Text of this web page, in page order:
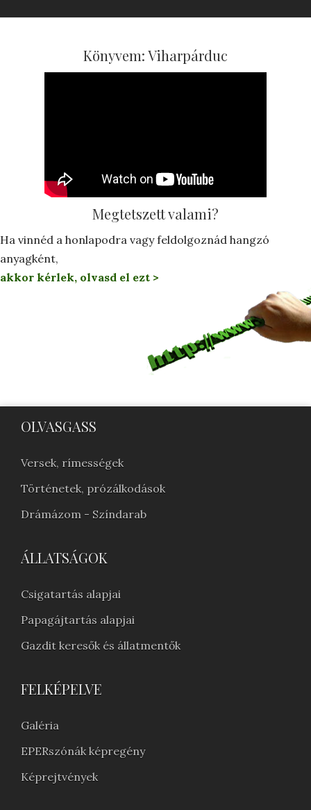
Könyvem: Viharpárduc
Megtetszett valami?
Ha vinnéd a honlapodra vagy feldolgoznád hangzó
anyagként,
akkor kérlek, olvasd el ezt >
OLVASGASS
Versek, rímességek
Történetek, prózálkodások
Drámázom - Színdarab
ÁLLATSÁGOK
Csigatartás alapjai
Papagájtartás alapjai
Gazdit keresők és állatmentők
FELKÉPELVE
Galéria
EPERszónák képregény
Képrejtvények